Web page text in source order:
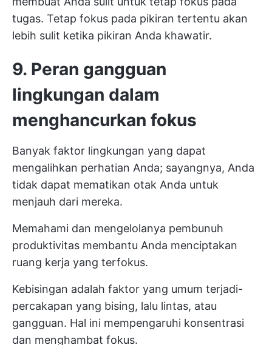
tugas. Tetap fokus pada pikiran tertentu akan
lebih sulit ketika pikiran Anda khawatir.
9. Peran gangguan
lingkungan dalam
menghancurkan fokus
Banyak faktor lingkungan yang dapat
mengalihkan perhatian Anda; sayangnya, Anda
tidak dapat mematikan otak Anda untuk
menjauh dari mereka.
Memahami dan mengelolanya pembunuh
produktivitas membantu Anda menciptakan
ruang kerja yang terfokus.
Kebisingan adalah faktor yang umum terjadi-
percakapan yang bising, lalu lintas, atau
gangguan. Hal ini mempengaruhi konsentrasi
dan menghambat fokus.